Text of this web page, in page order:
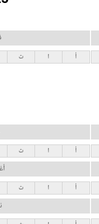
أ ا ث
أ ا ث
أ ا ث